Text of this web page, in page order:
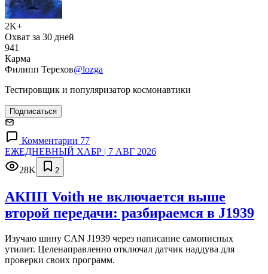
2K+
Охват за 30 дней
941
Карма
Филипп Терехов@lozga
Тестировщик и популяризатор космонавтики
Подписаться
Комментарии 77
ЕЖЕДНЕВНЫЙ ХАБР | 7 АВГ 2026
28K
2
АКПП Voith не включается выше
второй передачи: разбираемся в J1939
Изучаю шину CAN J1939 через написание самописных
утилит. Целенаправленно отключал датчик наддува для
проверки своих программ.